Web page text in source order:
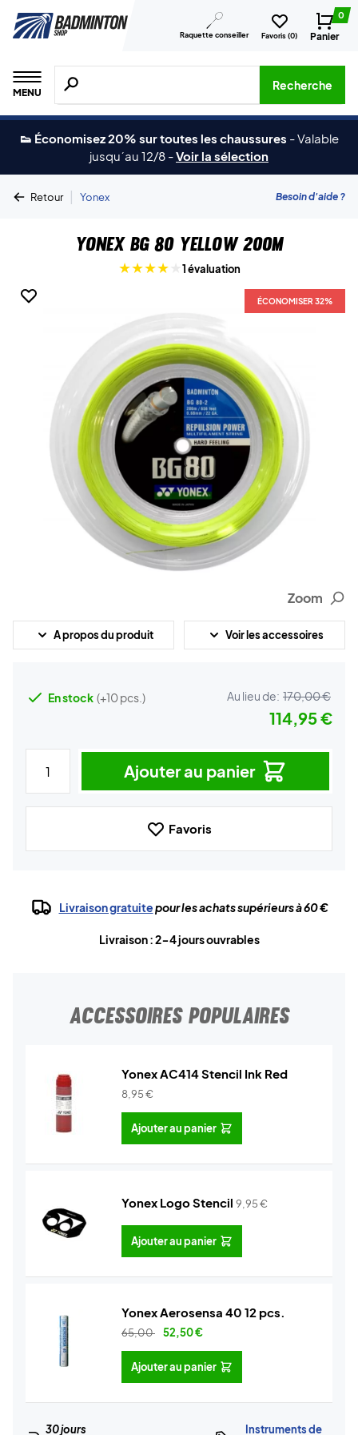
Raquette conseiller Favoris (0)
0
Panier
MENU
Recherche de produits, de marques, etc.
Recherche
👟 Économisez 20% sur toutes les chaussures -Valable
jusqu´au 12/8 -Voir la sélection
Retour | Yonex Besoin d'aide ?
Yonex BG 80 Yellow 200m
1 évaluation
ÉCONOMISER 32%
Zoom
A propos du produit Voir les accessoires
En stock (+10 pcs.) Au lieu de: 170,00 €
114,95 €
Ajouter au panier
Favoris
Livraison gratuitepour les achats supérieurs à 60 €
Livraison : 2-4 jours ouvrables
ACCESSOIRES POPULAIRES
Yonex AC414 Stencil Ink Red
8,95€
Ajouter au panier
Yonex Logo Stencil 9,95€
Ajouter au panier
Yonex Aerosensa 40 12 pcs.
65,00 52,50€
Ajouter au panier
30 jours Instruments de